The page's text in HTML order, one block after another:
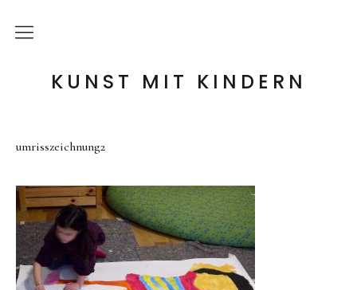
KUNST MIT KINDERN
die Idee
Tonwerkstatt
Farb-Werkstatt
Wir schaffen Landschaften
Handpuppen-Werkstatt
umrisszeichnung2